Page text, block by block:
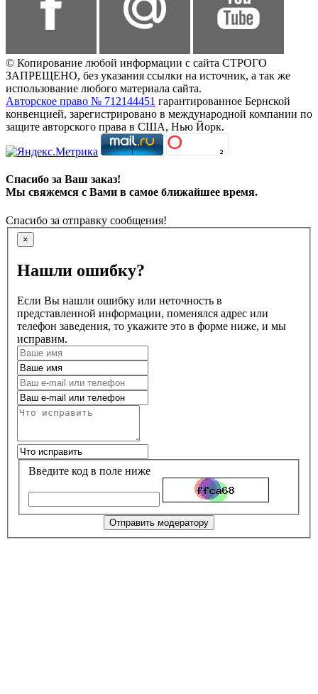
© Копирование любой информации с сайта СТРОГО
ЗАПРЕЩЕНО, без указания ссылки на источник, а так же
использование любого материала сайта.
Авторское право № 712144451 гарантированное Бернской
конвенцией, зарегистрировано в международной компании по
защите авторского права в США, Нью Йорк.
Спасибо за Ваш заказ!
Мы свяжемся с Вами в самое ближайшее время.
Спасибо за отправку сообщения!
×
Нашли ошибку?
Если Вы нашли ошибку или неточность в
представленной информации, поменялся адрес или
телефон заведения, то укажите это в форме ниже, и мы
исправим.
Введите код в поле ниже
Отправить модератору